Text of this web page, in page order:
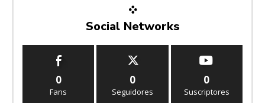
Social Networks
0
Fans
0
Seguidores
0
Suscriptores